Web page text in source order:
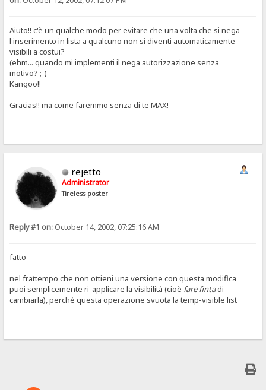
Aiuto!! c'è un qualche modo per evitare che una volta che si nega
l'inserimento in lista a qualcuno non si diventi automaticamente
visibili a costui?
(ehm... quando mi implementi il nega autorizzazione senza
motivo? ;-)
Kangoo!!
Gracias!! ma come faremmo senza di te MAX!
rejetto
Administrator
Tireless poster
Reply #1 on: October 14, 2002, 07:25:16 AM
fatto
nel frattempo che non ottieni una versione con questa modifica
puoi semplicemente ri-applicare la visibilità (cioè fare fintadi
cambiarla), perchè questa operazione svuota la temp-visible list